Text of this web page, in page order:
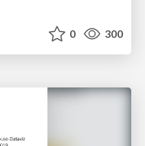
0 300